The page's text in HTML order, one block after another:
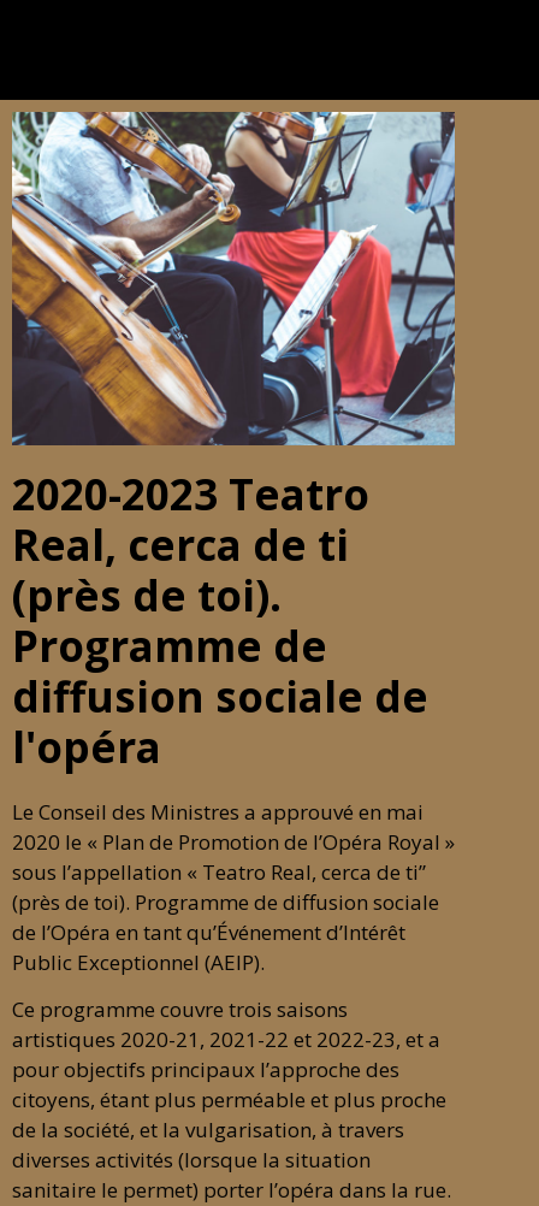
2020-2023 Teatro
Real, cerca de ti
(près de toi).
Programme de
diffusion sociale de
l'opéra
Le Conseil des Ministres a approuvé en mai
2020 le « Plan de Promotion de l’Opéra Royal »
sous l’appellation « Teatro Real, cerca de ti”
(près de toi). Programme de diffusion sociale
de l’Opéra en tant qu’Événement d’Intérêt
Public Exceptionnel (AEIP).
Ce programme couvre trois saisons
artistiques 2020-21, 2021-22 et 2022-23, et a
pour objectifs principaux l’approche des
citoyens, étant plus perméable et plus proche
de la société, et la vulgarisation, à travers
diverses activités (lorsque la situation
sanitaire le permet) porter l’opéra dans la rue.